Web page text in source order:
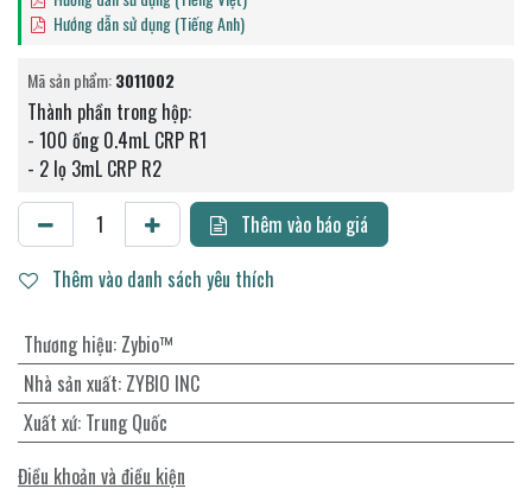
Hướng dẫn sử dụng (Tiếng Anh)
Mã sản phẩm:3011002
Thành phần trong hộp:
- 100 ống 0.4mL CRP R1
- 2 lọ 3mL CRP R2
Thêm vào báo giá
Thêm vào danh sách yêu thích
Thương hiệu: Zybio™
Nhà sản xuất: ZYBIO INC
Xuất xứ: Trung Quốc
Điều khoản và điều kiện